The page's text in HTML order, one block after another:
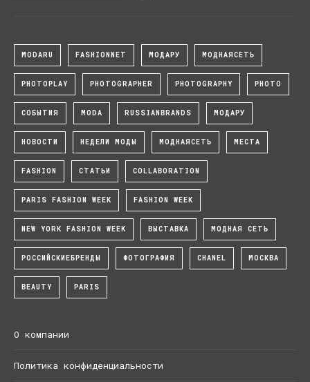
MODARU FASHIONNET МОДАРУ МОДНАЯСЕТЬ
PHOTOPLAY PHOTOGRAPHER PHOTOGRAPHY PHOTO
СОБЫТИЯ MODA RUSSIANBRANDS МОДАРУ
НОВОСТИ НЕДЕЛИ МОДЫ МОДНАЯСЕТЬ МЕСТА
FASHION СТАТЬИ COLLABORATION
PARIS FASHION WEEK FASHION WEEK
NEW YORK FASHION WEEK ВЫСТАВКА МОДНАЯ СЕТЬ
РОССИЙСКИЕБРЕНДЫ ФОТОГРАФИЯ CHANEL МОСКВА
BEAUTY PARIS
О компании
Политика конфиденциальности